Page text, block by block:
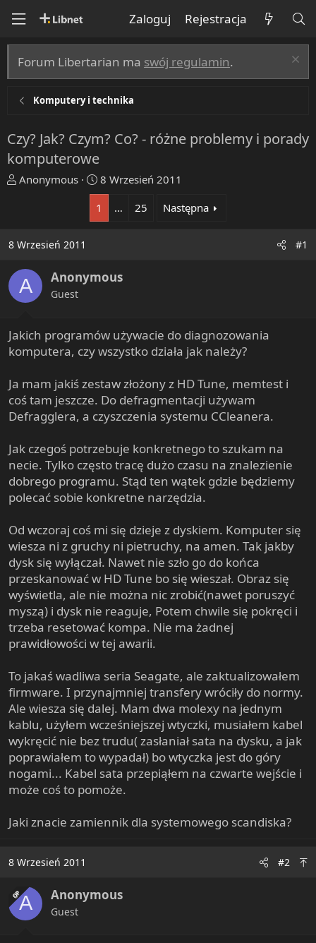
Zaloguj Rejestracja
Forum Libertarian ma swój regulamin.
Komputery i technika
Czy? Jak? Czym? Co? - różne problemy i porady
komputerowe
T
a
d
s
a
e
r
Anonymous
R
o
z
p
ę
8 Wrzesień 2011
1
… 25 Następna
8 Wrzesień 2011 #1
A Anonymous
Guest
Jakich programów używacie do diagnozowania
komputera, czy wszystko działa jak należy?
Ja mam jakiś zestaw złożony z HD Tune, memtest i
coś tam jeszcze. Do defragmentacji używam
Defragglera, a czyszczenia systemu CCleanera.
Jak czegoś potrzebuje konkretnego to szukam na
necie. Tylko często tracę dużo czasu na znalezienie
dobrego programu. Stąd ten wątek gdzie będziemy
polecać sobie konkretne narzędzia.
Od wczoraj coś mi się dzieje z dyskiem. Komputer się
wiesza ni z gruchy ni pietruchy, na amen. Tak jakby
dysk się wyłączał. Nawet nie szło go do końca
przeskanować w HD Tune bo się wieszał. Obraz się
wyświetla, ale nie można nic zrobić(nawet poruszyć
myszą) i dysk nie reaguje, Potem chwile się pokręci i
trzeba resetować kompa. Nie ma żadnej
prawidłowości w tej awarii.
To jakaś wadliwa seria Seagate, ale zaktualizowałem
firmware. I przynajmniej transfery wróciły do normy.
Ale wiesza się dalej. Mam dwa molexy na jednym
kablu, użyłem wcześniejszej wtyczki, musiałem kabel
wykręcić nie bez trudu( zasłaniał sata na dysku, a jak
poprawiałem to wypadał) bo wtyczka jest do góry
nogami... Kabel sata przepiąłem na czwarte wejście i
może coś to pomoże.
Jaki znacie zamiennik dla systemowego scandiska?
8 Wrzesień 2011 #2
OPA Anonymous
Guest